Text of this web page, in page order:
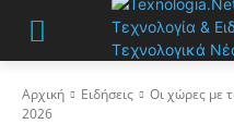
Αρχική Ειδήσεις
Οι χώρες με
2026